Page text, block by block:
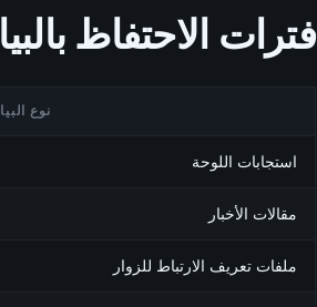
فترات الاحتفاظ
نوع
استجابات اللوحة
مقالات الأخبار
ملفات تعريف الارتباط للزوار